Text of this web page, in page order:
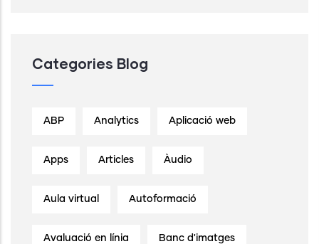
Categories Blog
ABP Analytics Aplicació web
Apps Articles Àudio
Aula virtual Autoformació
Avaluació en línia Banc d'imatges